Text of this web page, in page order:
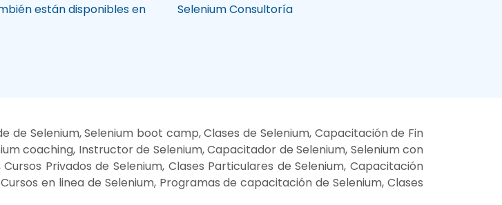
están disponibles en
Selenium Consultoría
de Selenium, Selenium boot camp, Clases de Selenium, Capacitación de Fin
coaching, Instructor de Selenium, Capacitador de Selenium, Selenium con
Privados de Selenium, Clases Particulares de Selenium, Capacitación
en linea de Selenium, Programas de capacitación de Selenium, Clases